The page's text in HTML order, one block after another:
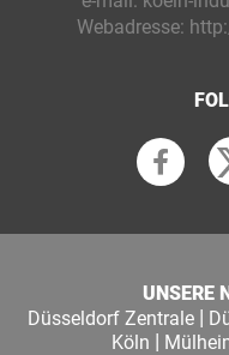
Webadresse:
UNSERE
Düsseldorf Zentrale|
Köln |